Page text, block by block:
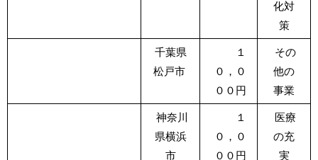
化対
策
千葉県
松戸市
１
０，０
００円
その
他の
事業
神奈川
県横浜
市
１
０，０
００円
医療
の充
実